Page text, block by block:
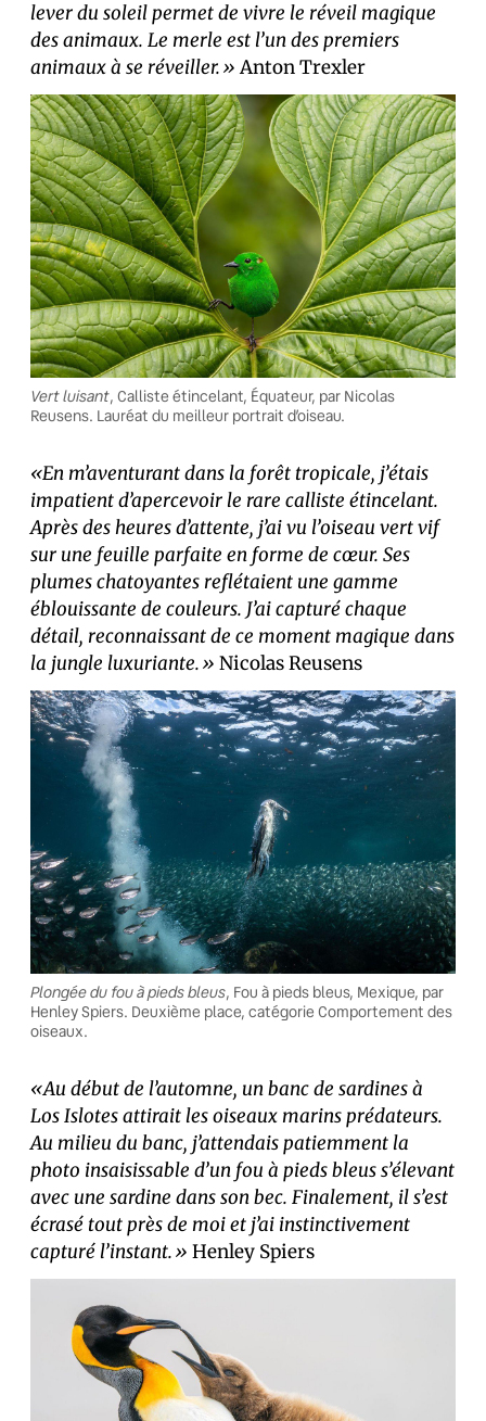
lever du soleil permet de vivre le réveil magique
des animaux. Le merle est l’un des premiers
animaux à se réveiller.»Anton Trexler
Vert luisant, Calliste étincelant, Équateur, par Nicolas
Reusens. Lauréat du meilleur portrait d’oiseau.
«En m’aventurant dans la forêt tropicale, j’étais
impatient d’apercevoir le rare calliste étincelant.
Après des heures d’attente, j’ai vu l’oiseau vert vif
sur une feuille parfaite en forme de cœur. Ses
plumes chatoyantes reflétaient une gamme
éblouissante de couleurs. J’ai capturé chaque
détail, reconnaissant de ce moment magique dans
la jungle luxuriante.» Nicolas Reusens
Plongée du fou à pieds bleus, Fou à pieds bleus, Mexique, par
Henley Spiers. Deuxième place, catégorie Comportement des
oiseaux.
«Au début de l’automne, un banc de sardines à
Los Islotes attirait les oiseaux marins prédateurs.
Au milieu du banc, j’attendais patiemment la
photo insaisissable d’un fou à pieds bleus s’élevant
avec une sardine dans son bec. Finalement, il s’est
écrasé tout près de moi et j’ai instinctivement
capturé l’instant.» Henley Spiers